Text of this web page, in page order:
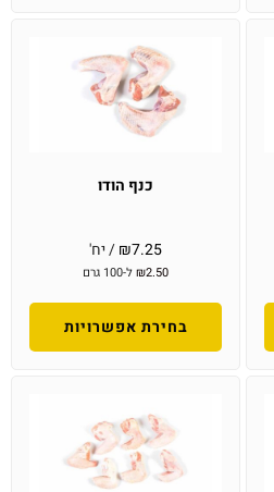
כנף הודו
₪7.25 / יח'
₪2.50 ל-100 גרם
בחירת אפשרויות